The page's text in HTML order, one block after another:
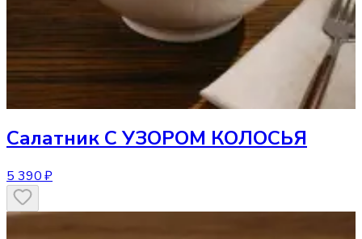
Салатник С УЗОРОМ КОЛОСЬЯ
5 390 ₽